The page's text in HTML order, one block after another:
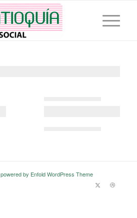
powered by Enfold WordPress Theme